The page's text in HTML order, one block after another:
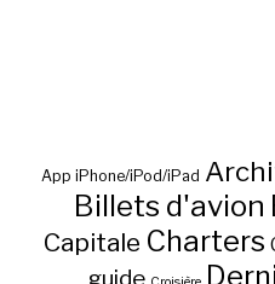
App iPhone/iPod/iPad
Billets d'avion
Capitale Charters